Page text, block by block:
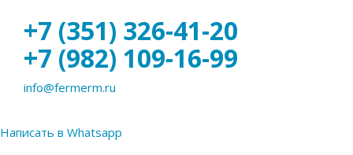
+7 (351) 326-41-20
+7 (982) 109-16-99
info@fermerm.ru
Написать в Whatsapp